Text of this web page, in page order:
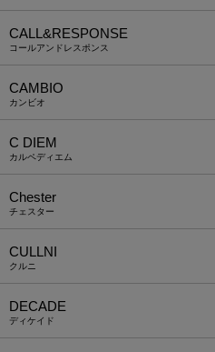
CALL&RESPONSE
コールアンドレスポンス
CAMBIO
カンビオ
C DIEM
カルペディエム
Chester
チェスター
CULLNI
クルニ
DECADE
ディケイド